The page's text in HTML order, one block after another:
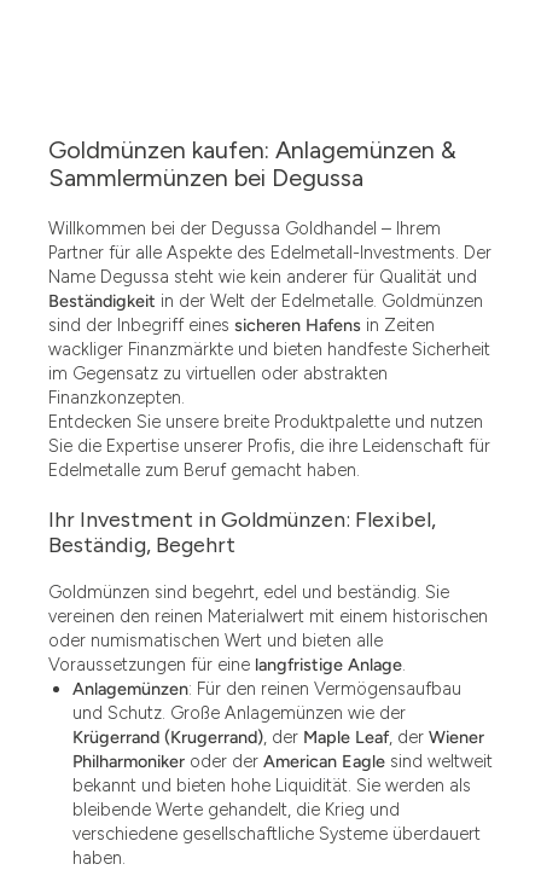
Goldmünzen kaufen: Anlagemünzen &
Sammlermünzen bei Degussa
Willkommen bei der Degussa Goldhandel – Ihrem
Partner für alle Aspekte des Edelmetall-Investments. Der
Name Degussa steht wie kein anderer für Qualität und
Beständigkeit in der Welt der Edelmetalle. Goldmünzen
sind der Inbegriff eines sicheren Hafens in Zeiten
wackliger Finanzmärkte und bieten handfeste Sicherheit
im Gegensatz zu virtuellen oder abstrakten
Finanzkonzepten.
Entdecken Sie unsere breite Produktpalette und nutzen
Sie die Expertise unserer Profis, die ihre Leidenschaft für
Edelmetalle zum Beruf gemacht haben.
Ihr Investment in Goldmünzen: Flexibel,
Beständig, Begehrt
Goldmünzen sind begehrt, edel und beständig. Sie
vereinen den reinen Materialwert mit einem historischen
oder numismatischen Wert und bieten alle
Voraussetzungen für eine langfristige Anlage.
Anlagemünzen: Für den reinen Vermögensaufbau
und Schutz. Große Anlagemünzen wie der
Krügerrand (Krugerrand), der Maple Leaf, der Wiener
Philharmoniker oder der American Eagle sind weltweit
bekannt und bieten hohe Liquidität. Sie werden als
bleibende Werte gehandelt, die Krieg und
verschiedene gesellschaftliche Systeme überdauert
haben.